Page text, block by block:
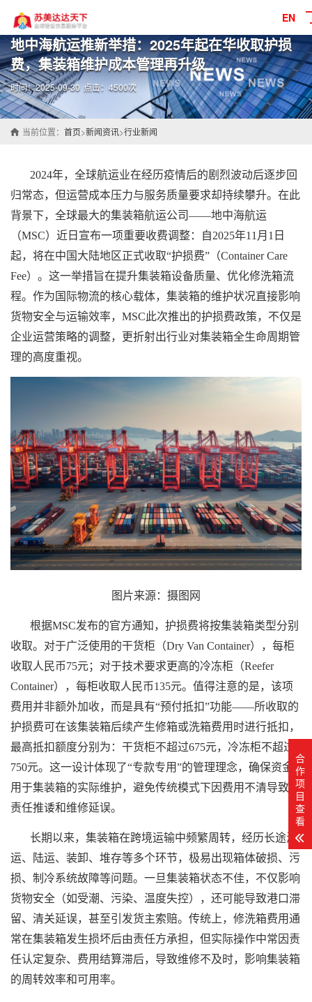
EN
地中海航运推新举措：2025年起在华收取护损
费，集装箱维护成本管理再升级
时间：2025-09-30 点击：4500次
当前位置： 首页>新闻资讯>行业新闻
2024年，全球航运业在经历疫情后的剧烈波动后逐步回
归常态，但运营成本压力与服务质量要求却持续攀升。在此
背景下，全球最大的集装箱航运公司——地中海航运
（MSC）近日宣布一项重要收费调整：自2025年11月1日
起，将在中国大陆地区正式收取“护损费”（Container Care
Fee）。这一举措旨在提升集装箱设备质量、优化修洗箱流
程。作为国际物流的核心载体， 集装箱的维护状况直接影响
货物安全与运输效率，MSC此次推出的护损费政策，不仅是
企业运营策略的调整，更折射出行业对集装箱全生命周期管
理的高度重视。
图片来源：摄图网
根据MSC发布的官方通知，护损费将按集装箱类型分别
收取。对于广泛使用的干货柜（Dry Van Container），每柜
收取人民币75元；对于技术要求更高的冷冻柜（Reefer
Container），每柜收取人民币135元。值得注意的是，该项
费用并非额外加收，而是具有“预付抵扣”功能——所收取的
护损费可在该集装箱后续产生修箱或洗箱费用时进行抵扣，
最高抵扣额度分别为：干货柜不超过675元，冷冻柜不超过
750元。这一设计体现了“专款专用”的管理理念，确保资金
用于集装箱的实际维护，避免传统模式下因费用不清导致的
责任推诿和维修延误。
长期以来， 集装箱在跨境运输中频繁周转，经历长途海
运、陆运、装卸、堆存等多个环节，极易出现箱体破损、污
损、制冷系统故障等问题。一旦集装箱状态不佳，不仅影响
货物安全（如受潮、污染、温度失控），还可能导致港口滞
留、清关延误，甚至引发货主索赔。传统上，修洗箱费用通
常在集装箱发生损坏后由责任方承担，但实际操作中常因责
任认定复杂、费用结算滞后，导致维修不及时，影响集装箱
的周转效率和可用率。
合
作
项
目
查
看